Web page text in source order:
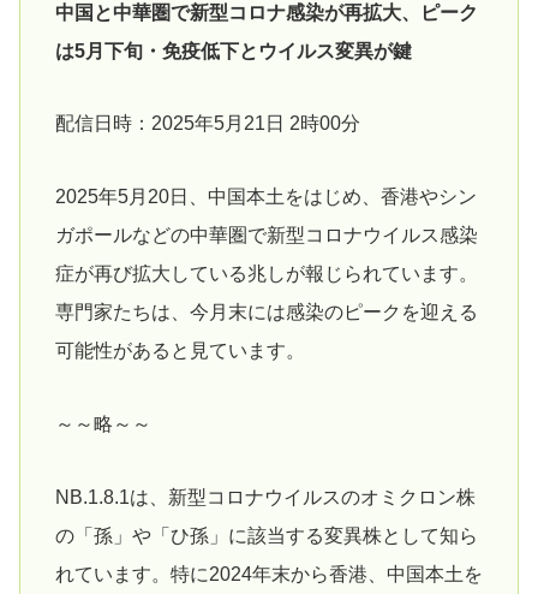
中国と中華圏で新型コロナ感染が再拡大、ピーク
は5月下旬・免疫低下とウイルス変異が鍵
配信日時：2025年5月21日 2時00分
2025年5月20日、中国本土をはじめ、香港やシン
ガポールなどの中華圏で新型コロナウイルス感染
症が再び拡大している兆しが報じられています。
専門家たちは、今月末には感染のピークを迎える
可能性があると見ています。
～～略～～
NB.1.8.1は、新型コロナウイルスのオミクロン株
の「孫」や「ひ孫」に該当する変異株として知ら
れています。特に2024年末から香港、中国本土を